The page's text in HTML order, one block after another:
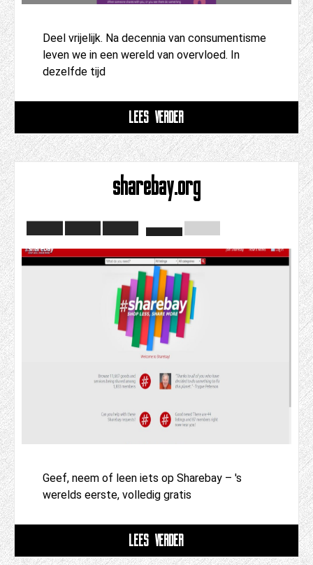
Deel vrijelijk. Na decennia van consumentisme
leven we in een wereld van overvloed. In
dezelfde tijd
LEES VERDER
sharebay.org
Geef, neem of leen iets op Sharebay – 's
werelds eerste, volledig gratis
LEES VERDER